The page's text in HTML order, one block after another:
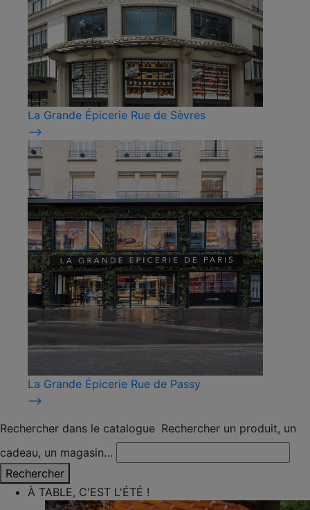
La Grande Épicerie Rue de Sèvres
⟶
La Grande Épicerie Rue de Passy
⟶
Rechercher dans le catalogue Rechercher un produit, un
cadeau, un magasin…
Rechercher
À TABLE, C'EST L'ÉTÉ !